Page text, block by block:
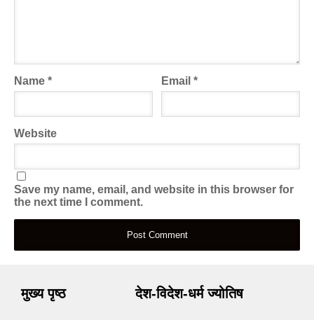
Name * Email*
Website
Save my name, email, and website in this browser for
the next time I comment.
मुख्य पृष्ठ देश-विदेश-धर्म ज्योतिष